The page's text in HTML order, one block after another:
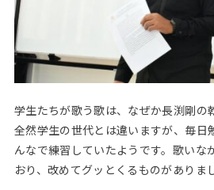
学生たちが歌う歌は、なぜか長渕剛の
全然学生の世代とは違いますが、毎日
んなで練習していたようです。歌いな
おり、改めてグッとくるものがありま